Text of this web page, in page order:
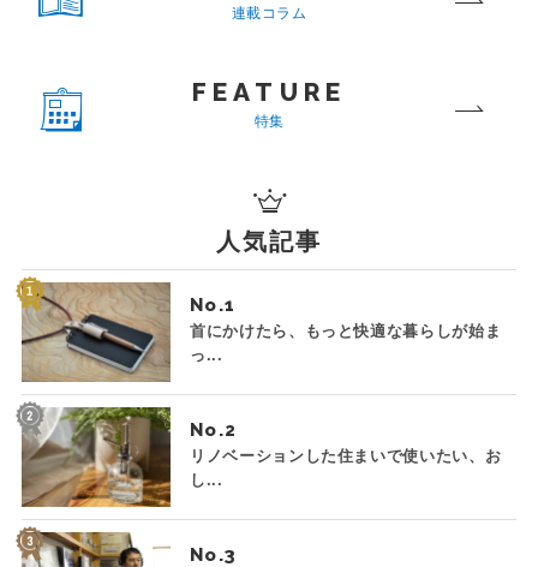
連載コラム
FEATURE
特集
人気記事
No.
首にかけたら、もっと快適な暮らしが始ま
っ...
No.
リノベーションした住まいで使いたい、お
し...
No.